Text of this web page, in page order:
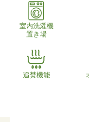
室内洗濯機
置き場
追焚機能